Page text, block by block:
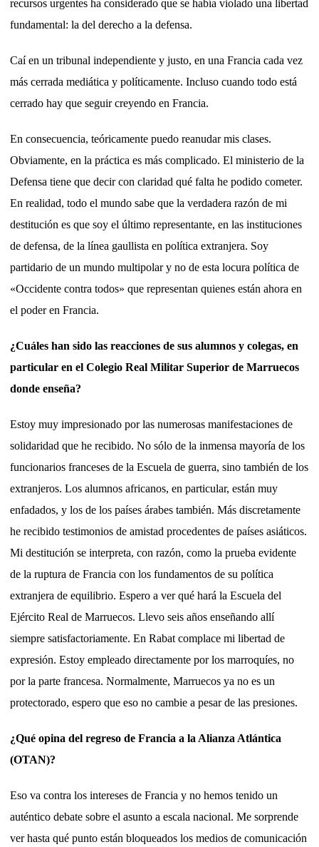
recursos urgentes ha considerado que se había violado una libertad
fundamental: la del derecho a la defensa.
Caí en un tribunal independiente y justo, en una Francia cada vez
más cerrada mediática y políticamente. Incluso cuando todo está
cerrado hay que seguir creyendo en Francia.
En consecuencia, teóricamente puedo reanudar mis clases.
Obviamente, en la práctica es más complicado. El ministerio de la
Defensa tiene que decir con claridad qué falta he podido cometer.
En realidad, todo el mundo sabe que la verdadera razón de mi
destitución es que soy el último representante, en las instituciones
de defensa, de la línea gaullista en política extranjera. Soy
partidario de un mundo multipolar y no de esta locura política de
«Occidente contra todos» que representan quienes están ahora en
el poder en Francia.
¿Cuáles han sido las reacciones de sus alumnos y colegas, en
particular en el Colegio Real Militar Superior de Marruecos
donde enseña?
Estoy muy impresionado por las numerosas manifestaciones de
solidaridad que he recibido. No sólo de la inmensa mayoría de los
funcionarios franceses de la Escuela de guerra, sino también de los
extranjeros. Los alumnos africanos, en particular, están muy
enfadados, y los de los países árabes también. Más discretamente
he recibido testimonios de amistad procedentes de países asiáticos.
Mi destitución se interpreta, con razón, como la prueba evidente
de la ruptura de Francia con los fundamentos de su política
extranjera de equilibrio. Espero a ver qué hará la Escuela del
Ejército Real de Marruecos. Llevo seis años enseñando allí
siempre satisfactoriamente. En Rabat complace mi libertad de
expresión. Estoy empleado directamente por los marroquíes, no
por la parte francesa. Normalmente, Marruecos ya no es un
protectorado, espero que eso no cambie a pesar de las presiones.
¿Qué opina del regreso de Francia a la Alianza Atlántica
(OTAN)?
Eso va contra los intereses de Francia y no hemos tenido un
auténtico debate sobre el asunto a escala nacional. Me sorprende
ver hasta qué punto están bloqueados los medios de comunicación